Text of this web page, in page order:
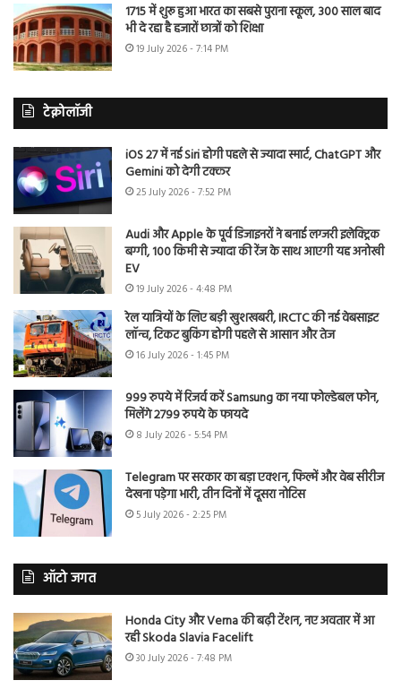
1715 में शुरू हुआ भारत का सबसे पुराना स्कूल, 300 साल बाद
भी दे रहा है हजारों छात्रों को शिक्षा
19 July 2026 - 7:14 PM
टेक्नोलॉजी
iOS 27 में नई Siri होगी पहले से ज्यादा स्मार्ट, ChatGPT और
Gemini को देगी टक्कर
25 July 2026 - 7:52 PM
Audi और Apple के पूर्व डिजाइनरों ने बनाई लग्जरी इलेक्ट्रिक
बग्गी, 100 किमी से ज्यादा की रेंज के साथ आएगी यह अनोखी
EV
19 July 2026 - 4:48 PM
रेल यात्रियों के लिए बड़ी खुशखबरी, IRCTC की नई वेबसाइट
लॉन्च, टिकट बुकिंग होगी पहले से आसान और तेज
16 July 2026 - 1:45 PM
999 रुपये में रिजर्व करें Samsung का नया फोल्डेबल फोन,
मिलेंगे 2799 रुपये के फायदे
8 July 2026 - 5:54 PM
Telegram पर सरकार का बड़ा एक्शन, फिल्में और वेब सीरीज
देखना पड़ेगा भारी, तीन दिनों में दूसरा नोटिस
5 July 2026 - 2:25 PM
ऑटो जगत
Honda City और Verna की बढ़ी टेंशन, नए अवतार में आ
रही Skoda Slavia Facelift
30 July 2026 - 7:48 PM